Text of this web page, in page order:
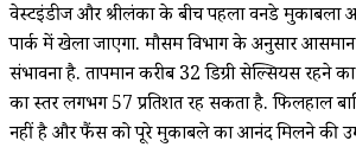
वेस्टइंडीज और श्रीलंका के बीच पहला वनडे मुकाबला
पार्क में खेला जाएगा. मौसम विभाग के अनुसार
संभावना है. तापमान करीब 32 डिग्री सेल्सियस रहने
का स्तर लगभग 57 प्रतिशत रह सकता है. फिलहाल
नहीं है और फैंस को पूरे मुकाबले का आनंद मिलने की